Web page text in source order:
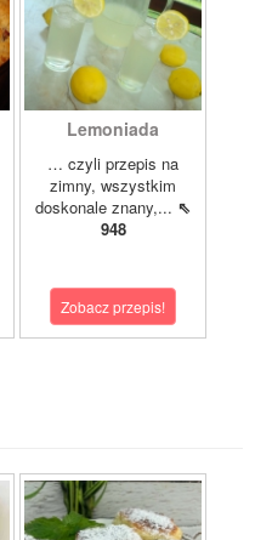
Lemoniada
… czyli przepis na
zimny, wszystkim
doskonale znany,... ⇖
948
Zobacz przepis!